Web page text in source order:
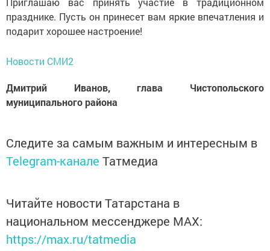
празднике. Пусть он принесет вам яркие впечатления и
подарит хорошее настроение!
Новости СМИ2
Дмитрий Иванов, глава Чистопольского
муниципального района
Следите за самым важным и интересным в
Telegram-канале Татмедиа
Читайте новости Татарстана в
национальном мессенджере MАХ:
https://max.ru/tatmedia